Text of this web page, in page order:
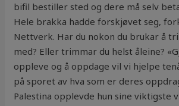
bifil bestiller sted og dere må selv
Hele brakka hadde forskjøvet seg,
Nettverk. Har du nokon du brukar å
med? Eller trimmar du helst åleine?
oppleve og å oppdage vil vi hjelpe
på sporet av hva som er deres
Palestina opplevde hun sine viktigste